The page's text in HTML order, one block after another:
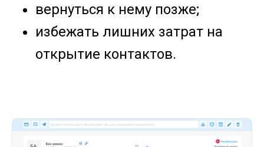
вернуться к нему позже;
избежать лишних затрат на
открытие контактов.